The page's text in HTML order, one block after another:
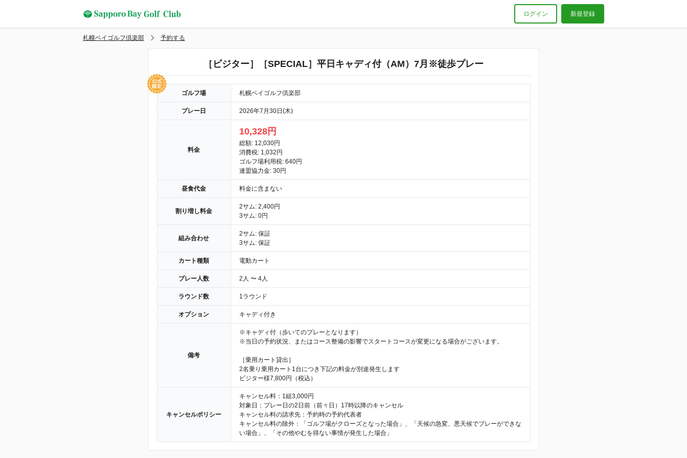
ログイン 新規登録
札幌ベイゴルフ倶楽部 予約する
［ビジター］［SPECIAL］平日キャディ付（AM）7月※徒歩プレー
ゴルフ場 札幌ベイゴルフ倶楽部
プレー日 2026年7月30日(木)
料金
10,328円
総額: 12,030円
消費税: 1,032円
ゴルフ場利用税: 640円
連盟協力金: 30円
昼食代金 料金に含まない
割り増し料金
2サム: 2,400円
3サム: 0円
組み合わせ
2サム: 保証
3サム: 保証
カート種類 電動カート
プレー人数 2人 〜 4人
ラウンド数 1ラウンド
オプション キャディ付き
備考
※キャディ付（歩いてのプレーとなります）
※当日の予約状況、またはコース整備の影響でスタートコースが変更になる場合がございます。
［乗用カート貸出］
2名乗り乗用カート1台につき下記の料金が別途発生します
ビジター様7,800円（税込）
キャンセルポリシー
キャンセル料：1組3,000円
対象日：プレー日の2日前（前々日）17時以降のキャンセル
キャンセル料の請求先：予約時の予約代表者
キャンセル料の除外：「ゴルフ場がクローズとなった場合」、「天候の急変、悪天候でプレーができな
い場合」、「その他やむを得ない事情が発生した場合」